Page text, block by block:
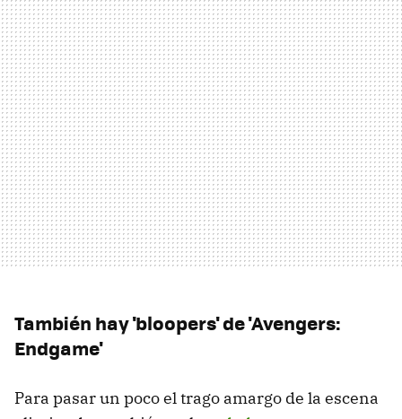
También hay 'bloopers' de 'Avengers:
Endgame'
Para pasar un poco el trago amargo de la escena